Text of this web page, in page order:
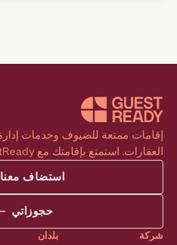
العقارات. استمتع بإقامتك مع GuestReady.
استضاف معنا
حجوزاتي
شركة بلدان